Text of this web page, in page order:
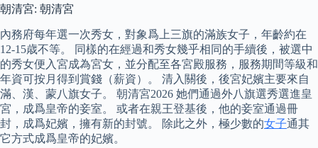
朝清宮: 朝清宮
內務府每年選一次秀女，對象爲上三旗的滿族女子，年齡約在
12-15歳不等。 同樣的在經過和秀女幾乎相同的手續後，被選中
的秀女便入宮成為宮女，並分配至各宮殿服務，服務期間等級和
年資可按月得到賞錢（薪資）。 清入關後，後宮妃嬪主要來自
滿、漢、蒙八旗女子。 朝清宮2026 她們通過外八旗選秀選進皇
宮，成爲皇帝的妾室。 或者在親王登基後，他的妾室通過冊
封，成爲妃嬪，擁有新的封號。 除此之外，極少數的女子通其
它方式成爲皇帝的妃嬪。